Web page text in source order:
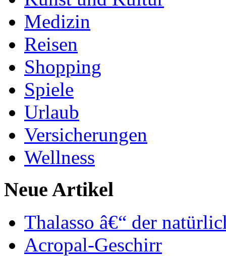
Medizin
Reisen
Shopping
Spiele
Urlaub
Versicherungen
Wellness
Neue Artikel
Thalasso â€“ der
Acropal-Geschirr